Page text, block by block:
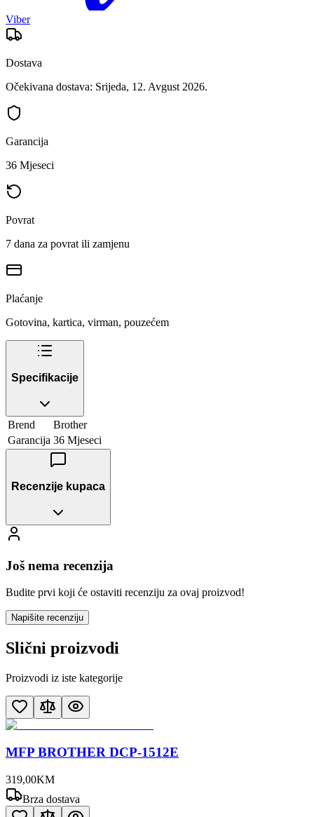
Viber
Dostava
Očekivana dostava: Srijeda, 12. Avgust 2026.
Garancija
36 Mjeseci
Povrat
7 dana za povrat ili zamjenu
Plaćanje
Gotovina, kartica, virman, pouzećem
Specifikacije
Brend
Brother
Garancija 36 Mjeseci
Recenzije kupaca
Još nema recenzija
Budite prvi koji će ostaviti recenziju za ovaj proizvod!
Napišite recenziju
Slični proizvodi
Proizvodi iz iste kategorije
MFP BROTHER DCP-1512E
319,00KM
Brza dostava